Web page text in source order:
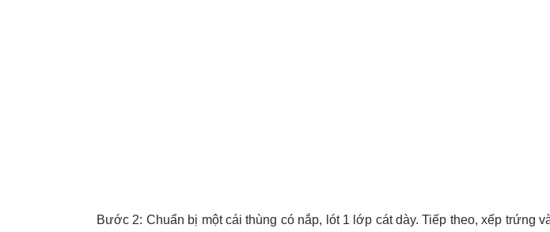
Bước 2: Chuẩn bị một cái thùng có nắp, lót 1 lớp cát dày. Tiếp theo, xếp trứng